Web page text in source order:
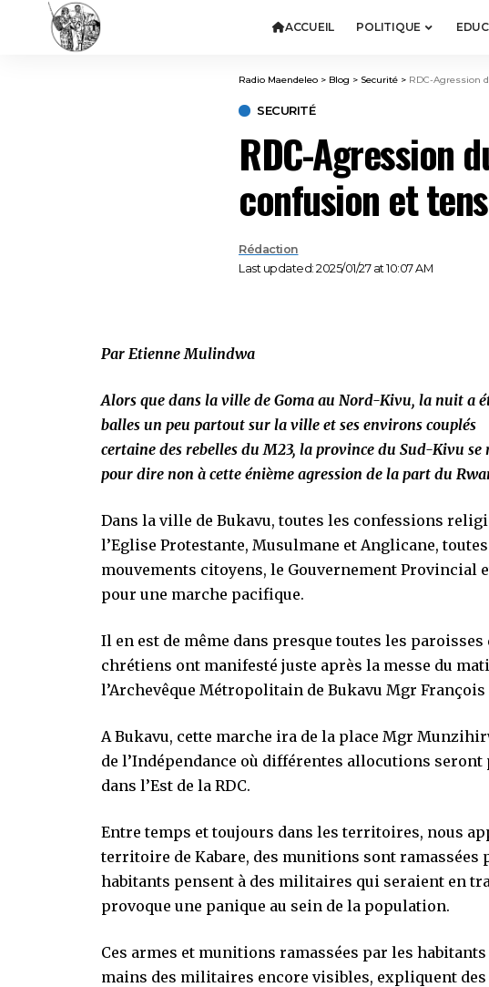
ACCUEIL POLITIQUE
Radio Maendeleo > Blog > Securité > RDC-Agression
SECURITÉ
RDC-Agression
confusion et
Last updated: 2025/01/27 at 10:07 AM
Rédaction
Par Etienne Mulindwa
Alors que dans la ville de Goma au Nord-Kivu, la nuit a
balles un peu partout sur la ville et ses environs
certaine des rebelles du M23, la province du Sud-Kivu
pour dire non à cette énième agression de la part du
Dans la ville de Bukavu, toutes les confessions
l’Eglise Protestante, Musulmane et Anglicane,
mouvements citoyens, le Gouvernement Provincial
pour une marche pacifique.
Il en est de même dans presque toutes les paroisses
chrétiens ont manifesté juste après la messe du
l’Archevêque Métropolitain de Bukavu Mgr
A Bukavu, cette marche ira de la place Mgr
de l’Indépendance où différentes allocutions
dans l’Est de la RDC.
Entre temps et toujours dans les territoires, nous
territoire de Kabare, des munitions sont ramassées
habitants pensent à des militaires qui seraient en
provoque une panique au sein de la population.
Ces armes et munitions ramassées par les
mains des militaires encore visibles, expliquent